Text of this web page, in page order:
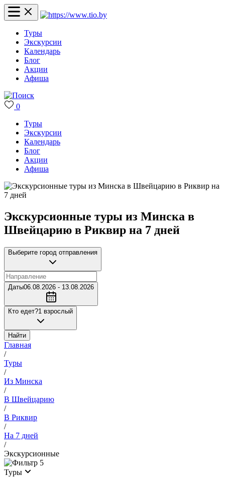
Туры
Экскурсии
Календарь
Блог
Акции
Афиша
0
Туры
Экскурсии
Календарь
Блог
Акции
Афиша
Экскурсионные туры из Минска в
Швейцарию в Риквир на 7 дней
Выберите город отправления
Даты06.08.2026 - 13.08.2026
Кто едет?1 взрослый
Найти
Главная
/
Туры
/
Из Минска
/
В Швейцарию
/
В Риквир
/
На 7 дней
/
Экскурсионные
5
Туры